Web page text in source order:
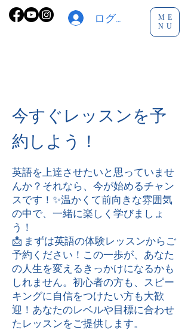
ME
NU
ログイン
今すぐレッスンを予
約しよう！
英語を上達させたいと思っていませ
んか？それなら、今が始めるチャン
スです！✨温かくて前向きな雰囲気
の中で、一緒に楽しく学びましょ
う！
📩 まずは英語の体験レッスンからご
予約ください！この一歩が、あなた
の人生を変えるきっかけになるかも
しれません。 初心者の方も、スピー
キングに自信をつけたい方も大歓
迎！あなたのレベルや目標に合わせ
たレッスンをご提供します。